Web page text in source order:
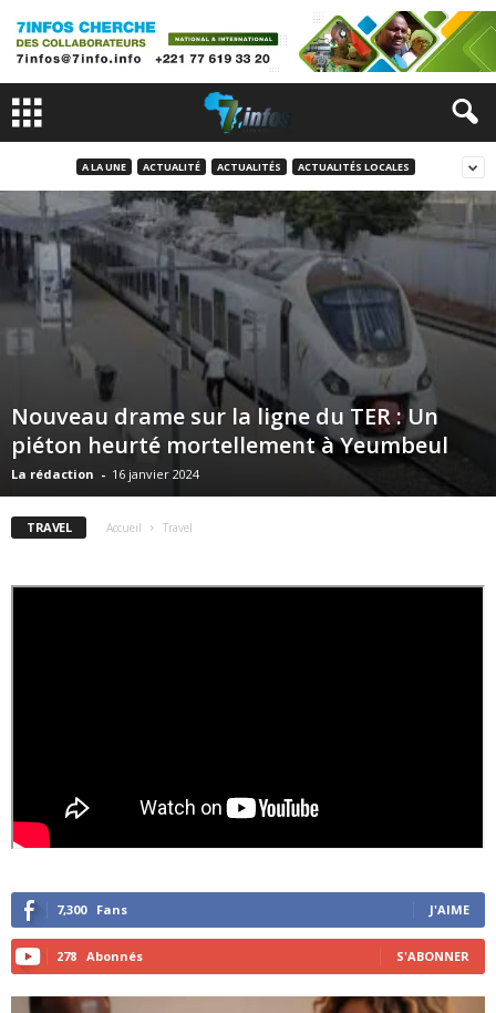
A LA UNE ACTUALITÉ ACTUALITÉS ACTUALITÉS LOCALES
Nouveau drame sur la ligne du TER : Un
piéton heurté mortellement à Yeumbeul
La rédaction - 16 janvier 2024
TRAVEL Accueil Travel
7,300 Fans J'AIME
278 Abonnés S'ABONNER